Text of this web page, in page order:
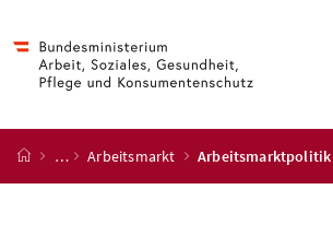
Startseite
… Arbeitsmarkt Arbeitsmarktpolitik